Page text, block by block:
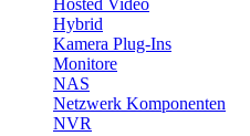
Hybrid
Kamera Plug-Ins
Monitore
NAS
Netzwerk Komponenten
NVR